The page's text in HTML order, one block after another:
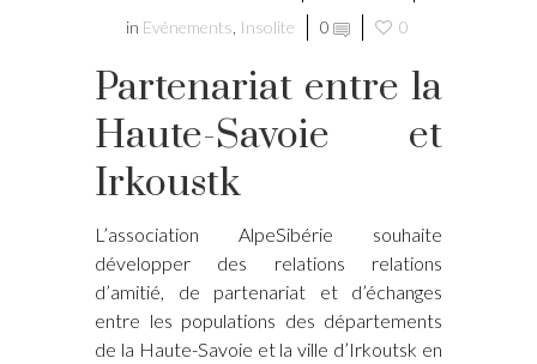
in Evénements Insolite 0 0
Partenariat entre la
Haute-Savoie et
Irkoustk
L’association AlpeSibérie souhaite
développer des relations relations
d’amitié, de partenariat et d’échanges
entre les populations des départements
de la Haute-Savoie et la ville d’Irkoutsk en